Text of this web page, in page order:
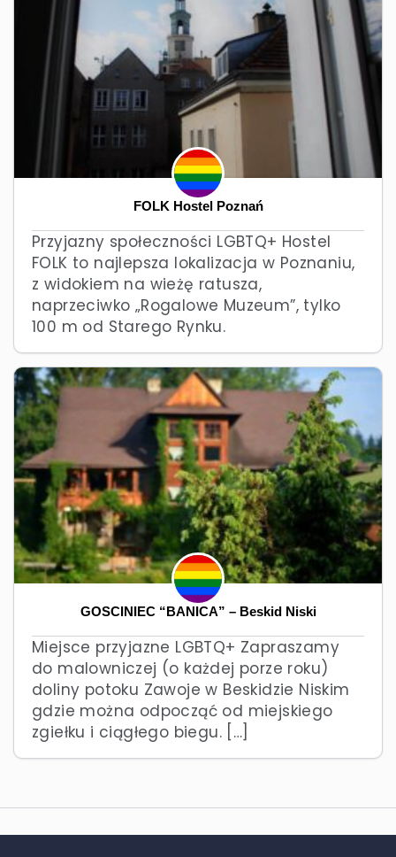
FOLK Hostel Poznań
Przyjazny społeczności LGBTQ+ Hostel
FOLK to najlepsza lokalizacja w Poznaniu,
z widokiem na wieżę ratusza,
naprzeciwko „Rogalowe Muzeum”, tylko
100 m od Starego Rynku.
GOŚCINIEC “BANICA” – Beskid Niski
Miejsce przyjazne LGBTQ+ Zapraszamy
do malowniczej (o każdej porze roku)
doliny potoku Zawoje w Beskidzie Niskim
gdzie można odpocząć od miejskiego
zgiełku i ciągłego biegu. […]